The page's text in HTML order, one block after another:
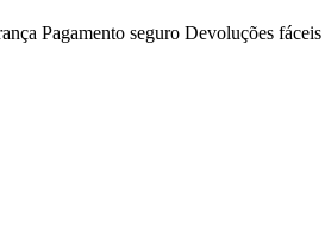
Pagamento seguro Devoluções fáceis